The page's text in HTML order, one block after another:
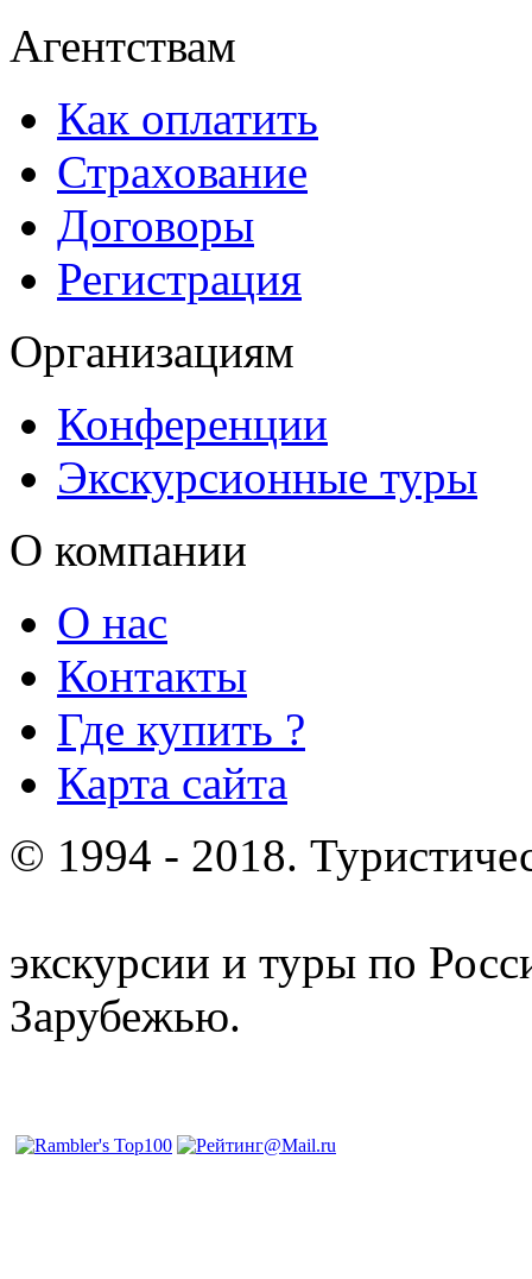
Агентствам
Как оплатить
Страхование
Договоры
Регистрация
Организациям
Конференции
Экскурсионные туры
О компании
О нас
Контакты
Где купить ?
Карта сайта
© 1994 - 2018.
экскурсии и туры по
Зарубежью.